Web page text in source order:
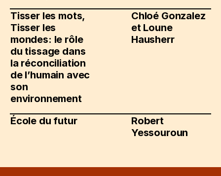
Tisser les mots,
Tisser les
mondes: le rôle
du tissage dans
la réconciliation
de l’humain avec
son
environnement
Chloé Gonzalez
et Loune
Hausherr
École du futur
Robert
Yessouroun